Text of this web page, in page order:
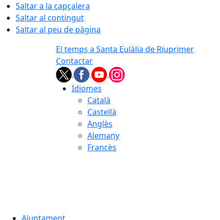
Saltar a la capçalera
Saltar al contingut
Saltar al peu de pàgina
El temps a Santa Eulàlia de Riuprimer
Contactar
Idiomes
Català
Castellà
Anglès
Alemany
Francès